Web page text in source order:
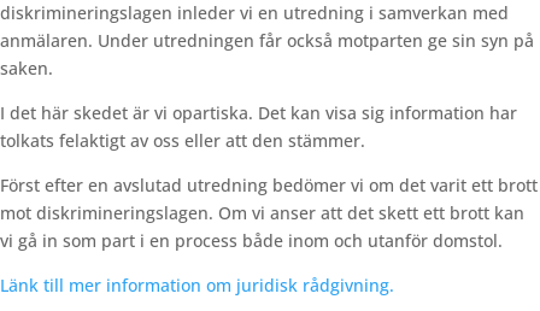
diskrimineringslagen inleder vi en utredning i samverkan med
anmälaren. Under utredningen får också motparten ge sin syn på
saken.
I det här skedet är vi opartiska. Det kan visa sig information har
tolkats felaktigt av oss eller att den stämmer.
Först efter en avslutad utredning bedömer vi om det varit ett brott
mot diskrimineringslagen. Om vi anser att det skett ett brott kan
vi gå in som part i en process både inom och utanför domstol.
Länk till mer information om juridisk rådgivning.